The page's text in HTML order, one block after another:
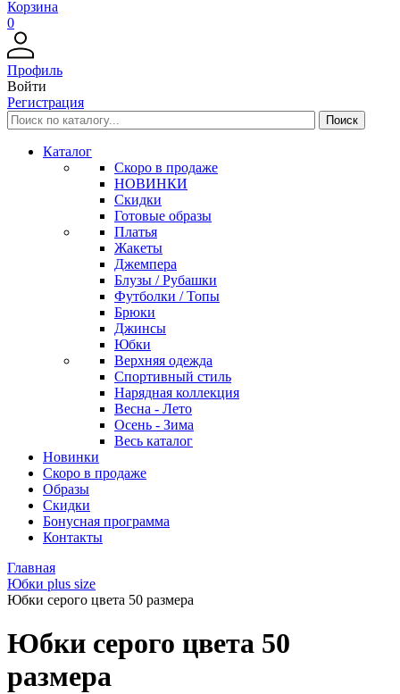
Корзина
0
Профиль
Войти
Регистрация
Каталог
Скоро в продаже
НОВИНКИ
Скидки
Готовые образы
Платья
Жакеты
Джемпера
Блузы / Рубашки
Футболки / Топы
Брюки
Джинсы
Юбки
Верхняя одежда
Спортивный стиль
Нарядная коллекция
Весна - Лето
Осень - Зима
Весь каталог
Новинки
Скоро в продаже
Образы
Скидки
Бонусная программа
Контакты
Главная
Юбки plus size
Юбки серого цвета 50 размера
Юбки серого цвета 50
размера